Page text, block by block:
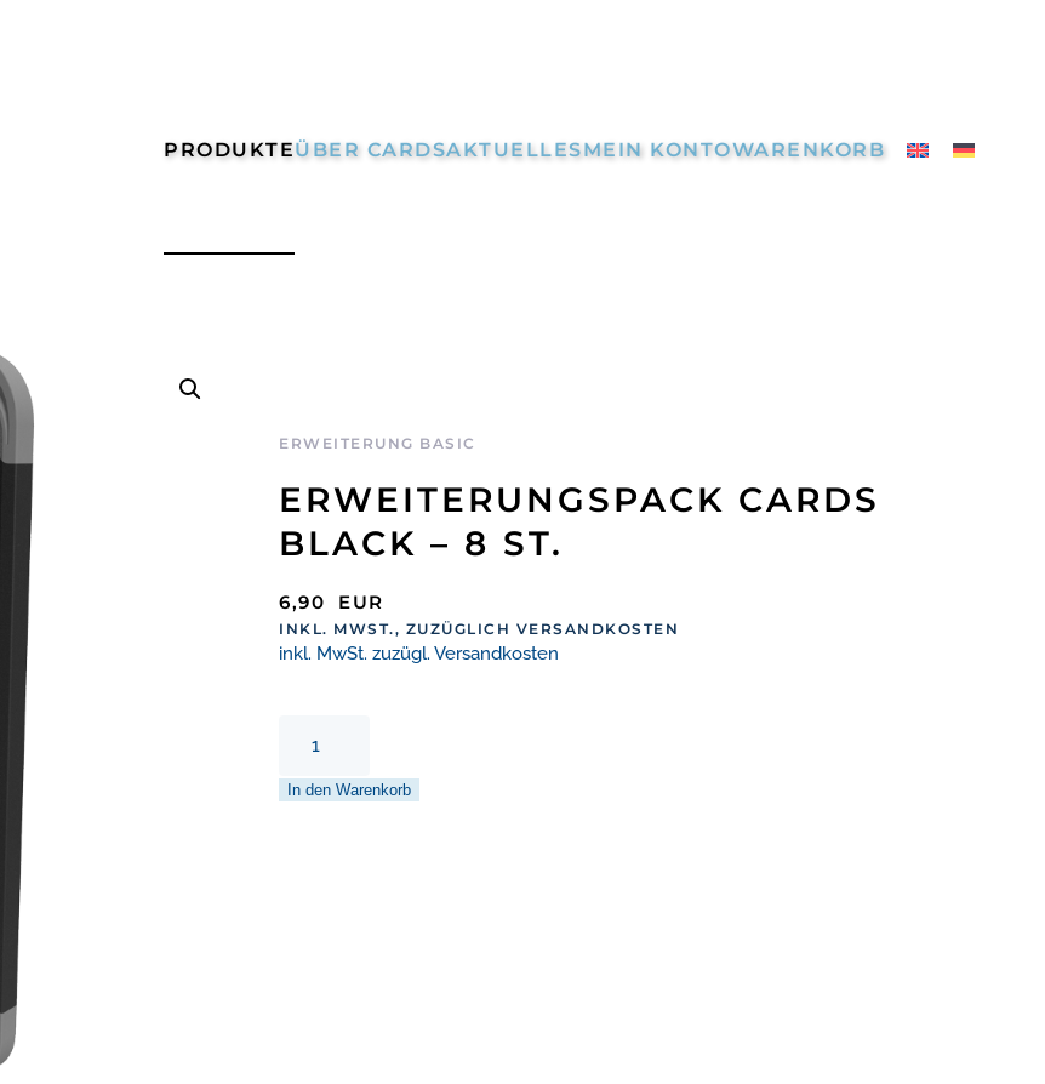
PRODUKTEÜBER CARDSAKTUELLESMEIN KONTOWARENKORB
ERWEITERUNG BASIC
ERWEITERUNGSPACK CARDS
BLACK – 8 ST.
6,90 EUR
INKL. MWST., ZUZÜGLICH VERSANDKOSTEN
inkl. MwSt. zuzügl. Versandkosten
Cards
Black
–
In den Warenkorb